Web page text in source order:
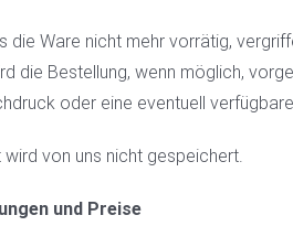
die Ware nicht mehr vorrätig,
die Bestellung, wenn möglich,
oder eine eventuell
von uns nicht gespeichert.
und Preise